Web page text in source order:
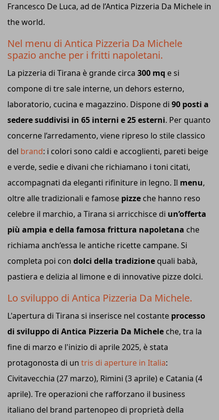
Francesco De Luca, ad de l’Antica Pizzeria Da Michele in
the world.
Nel menu di Antica Pizzeria Da Michele
spazio anche per i fritti napoletani.
La pizzeria di Tirana è grande circa 300 mq e si
compone di tre sale interne, un dehors esterno,
laboratorio, cucina e magazzino. Dispone di 90 posti a
sedere suddivisi in 65 interni e 25 esterni. Per quanto
concerne l’arredamento, viene ripreso lo stile classico
del brand: i colori sono caldi e accoglienti, pareti beige
e verde, sedie e divani che richiamano i toni citati,
accompagnati da eleganti rifiniture in legno. Il menu,
oltre alle tradizionali e famose pizze che hanno reso
celebre il marchio, a Tirana si arricchisce di un’offerta
più ampia e della famosa frittura napoletana che
richiama anch’essa le antiche ricette campane. Si
completa poi con dolci della tradizione quali babà,
pastiera e delizia al limone e di innovative pizze dolci.
Lo sviluppo di Antica Pizzeria Da Michele.
L'apertura di Tirana si inserisce nel costante processo
di sviluppo di Antica Pizzeria Da Michele che, tra la
fine di marzo e l'inizio di aprile 2025, è stata
protagonosta di un tris di aperture in Italia:
Civitavecchia (27 marzo), Rimini (3 aprile) e Catania (4
aprile). Tre operazioni che rafforzano il business
italiano del brand partenopeo di proprietà della